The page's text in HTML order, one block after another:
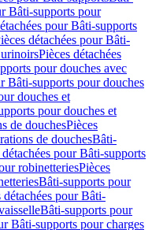
Bâti-supports pour
pour Bâti-supports
détachées pour Bâti-
Pièces détachées
pour douches avec
Bâti-supports pour douches
douches et
pour douches et
de douchesPièces
de douchesBâti-
détachées pour Bâti-supports
robinetteriesPièces
Bâti-supports pour
détachées pour Bâti-
Bâti-supports pour
Bâti-supports pour charges